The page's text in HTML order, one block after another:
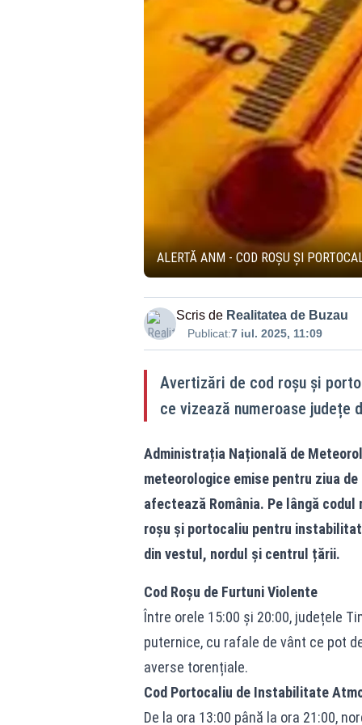
ALERTĂ ANM - COD ROȘU ȘI
Scris de Realitatea de Buzau
Publicat:7 iul. 2025, 11:09
Avertizări de cod roșu și
ce vizează numeroase județe
Administrația Națională de
meteorologice emise pentru ziua
afectează România. Pe lângă
roșu și portocaliu pentru
din vestul, nordul și centrul țării.
Cod Roșu de Furtuni Violente
Între orele 15:00 și 20:00, județele
puternice, cu rafale de vânt ce pot
averse torențiale.
Cod Portocaliu de Instabilitate
De la ora 13:00 până la ora 21:00,